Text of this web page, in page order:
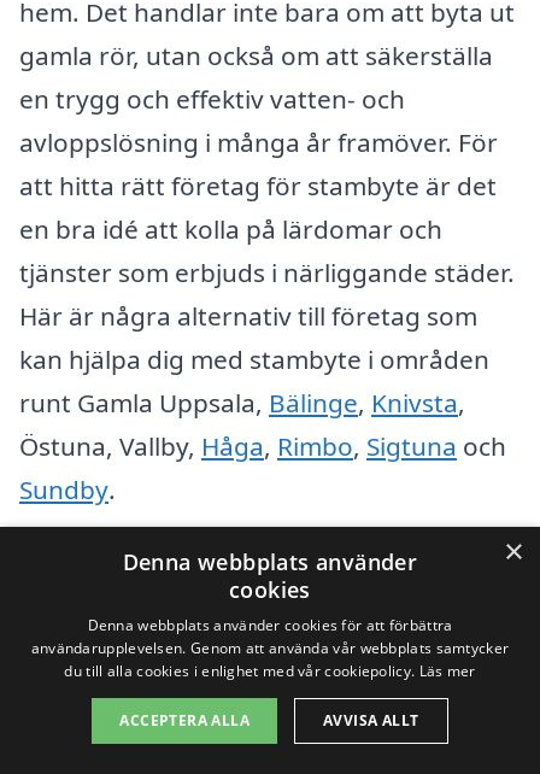
hem. Det handlar inte bara om att byta ut
gamla rör, utan också om att säkerställa
en trygg och effektiv vatten- och
avloppslösning i många år framöver. För
att hitta rätt företag för stambyte är det
en bra idé att kolla på lärdomar och
tjänster som erbjuds i närliggande städer.
Här är några alternativ till företag som
kan hjälpa dig med stambyte i områden
runt Gamla Uppsala, Bälinge, Knivsta,
Östuna, Vallby, Håga, Rimbo, Sigtuna och
Sundby.
När du söker efter professionella aktörer
fokusera på följande punkter:
Erfarenhet:Kontrollera hur länge
×
Denna webbplats använder
cookies
Denna webbplats använder cookies för att förbättra
användarupplevelsen. Genom att använda vår webbplats samtycker
du till alla cookies i enlighet med vår cookiepolicy. Läs mer
ACCEPTERA ALLA AVVISA ALLT